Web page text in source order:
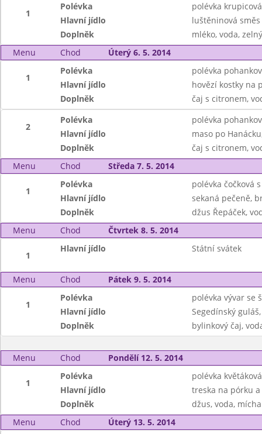
1
Polévka
polévka
Hlavní jídlo
luštěninová
Doplněk
mléko, voda,
Menu
Chod Úterý 6. 5. 2014
1
Polévka
polévka
Hlavní jídlo
hovězí kostky na
Doplněk
čaj s citronem,
2
Polévka
polévka
Hlavní jídlo
maso po
Doplněk
čaj s citronem,
Menu
Chod Středa 7. 5. 2014
1
Polévka
polévka čočková
Hlavní jídlo
sekaná pečeně,
Doplněk
džus Řepáček,
Menu
Chod Čtvrtek 8. 5. 2014
1
Hlavní jídlo Státní svátek
Menu Chod Pátek 9. 5. 2014
1
Polévka
polévka vývar se
Hlavní jídlo
Segedínský
Doplněk
bylinkový čaj,
Menu Chod Pondělí 12. 5. 2014
1
Polévka
polévka květáková
Hlavní jídlo
treska na pórku
Doplněk
džus, voda,
Menu
Chod Úterý 13. 5. 2014